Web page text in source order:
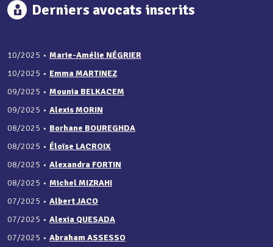
Derniers avocats inscrits
10/2025 • Marie-Amélie NÉGRIER
10/2025 • Emma MARTINEZ
09/2025 • Mounia BELKACEM
09/2025 • Alexis MORIN
08/2025 • Borhane BOUREGHDA
08/2025 • Éloïse LACROIX
08/2025 • Alexandra FORTIN
08/2025 • Michel MIZRAHI
07/2025 • Albert JACO
07/2025 • Alexia QUESADA
07/2025 • Abraham ASSESSO